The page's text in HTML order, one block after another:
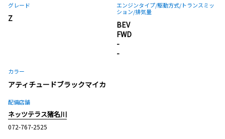
グレード
Z
エンジンタイプ/駆動方式/トランスミッ
ション/排気量
BEV
FWD
-
-
カラー
アティチュードブラックマイカ
配備店舗
ネッツテラス猪名川
072-767-2525